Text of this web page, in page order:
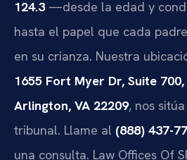
124.3—desde la edad y
hasta el papel que cada
en su crianza. Nuestra
1655 Fort Myer Dr, Suite
Arlington, VA 22209, nos
tribunal. Llame al (888) 437-
una consulta. Law Offices Of